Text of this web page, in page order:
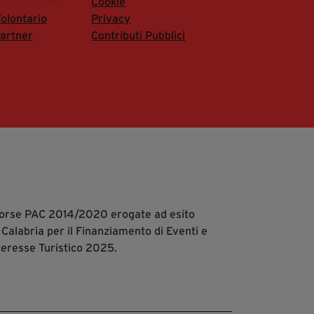
segreteria@tramefestival.it
info@tramefestival.it
+39 346 954 4078
Privacy
Contributi Pubblici
PAC 2014/2020 erogate ad esito
per il Finanziamento di Eventi e
Turistico 2025.